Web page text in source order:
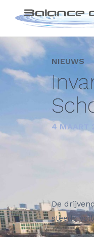
NIEUWS
4 MAART
De
steeds